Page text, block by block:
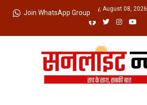
Saturday, August 08, 2026
Join WhatsApp Group